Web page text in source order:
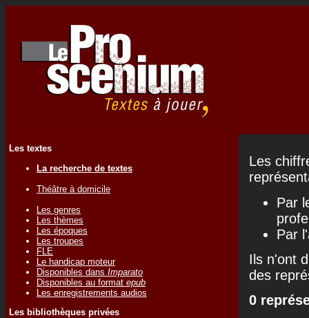
Les textes
La recherche de textes
Théâtre à domicile
Les genres
Les thèmes
Les époques
Les troupes
FLE
Le handicap moteur
Disponibles dans Imparato
Disponibles au format epub
Les enregistrements audios
Les bibliothèques privées
Les
Par
Par
Ils n'ont
des
0